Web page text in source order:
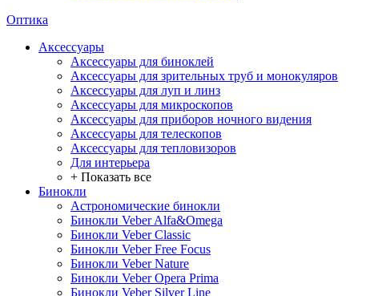
Оптика
Аксессуары
Аксессуары для биноклей
Аксессуары для зрительных труб и монокуляров
Аксессуары для луп и линз
Аксессуары для микроскопов
Аксессуары для приборов ночного видения
Аксессуары для телескопов
Аксессуары для тепловизоров
Для интерьера
+ Показать все
Бинокли
Астрономические бинокли
Бинокли Veber Alfa&Omega
Бинокли Veber Classic
Бинокли Veber Free Focus
Бинокли Veber Nature
Бинокли Veber Opera Prima
Бинокли Veber Silver Line